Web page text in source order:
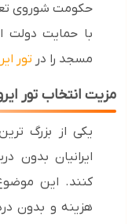
حکومت شوروی
با حمایت دولت
مسجد را درتور
مزیت انتخاب تور
یکی از بزرگ
ایرانیان بدون
کنند. این
هزینه و بدون